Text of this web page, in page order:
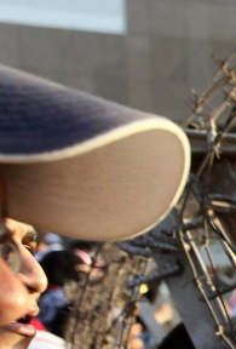
#Egypt-
general-
context.jpg